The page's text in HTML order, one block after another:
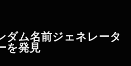
ダム名前ジェネレータ
を発見